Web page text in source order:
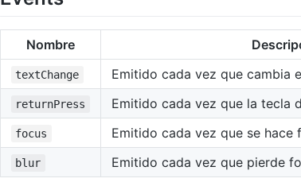
Nombre
textChange Emitido cada vez que cambia
returnPress Emitido cada vez que la tecla
focus Emitido cada vez que se
blur Emitido cada vez que pierde